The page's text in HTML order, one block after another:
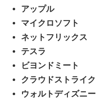
アップル
マイクロソフト
ネットフリックス
テスラ
ビヨンドミート
クラウドストライク
ウォルトディズニー